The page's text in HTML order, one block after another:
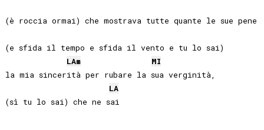
(è roccia ormai) che mostrava tutte quante le sue pene
(e sfida il tempo e sfida il vento e tu lo sai)
LAm
MI
la mia sincerità per rubare la sua verginità,
LA
(sì tu lo sai) che ne sai